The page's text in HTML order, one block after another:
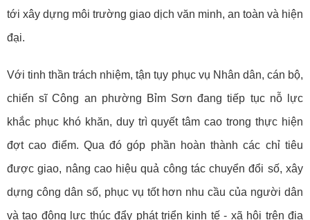
tới xây dựng môi trường giao dịch văn minh, an toàn và hiện
đại.
Với tinh thần trách nhiệm, tận tụy phục vụ Nhân dân, cán bộ,
chiến sĩ Công an phường Bỉm Sơn đang tiếp tục nỗ lực
khắc phục khó khăn, duy trì quyết tâm cao trong thực hiện
đợt cao điểm. Qua đó góp phần hoàn thành các chỉ tiêu
được giao, nâng cao hiệu quả công tác chuyển đổi số, xây
dựng công dân số, phục vụ tốt hơn nhu cầu của người dân
và tạo động lực thúc đẩy phát triển kinh tế - xã hội trên địa